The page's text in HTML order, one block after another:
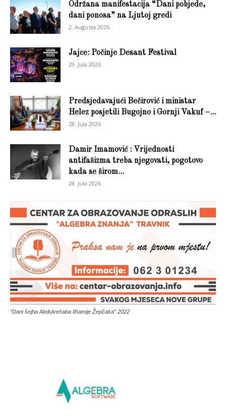
Održana manifestacija “Dani pobjede,
dani ponosa” na Ljutoj gredi
2. Augusta 2026.
Jajce: Počinje Desant Festival
29. Jula 2026.
Predsjedavajući Bečirović i ministar
Helez posjetili Bugojno i Gornji Vakuf –...
28. Jula 2026.
Damir Imamović : Vrijednosti
antifašizma treba njegovati, pogotovo
kada se širom...
28. Jula 2026.
“Dani šejha Abdulvehaba Ilhamije Žepčaka” 2022